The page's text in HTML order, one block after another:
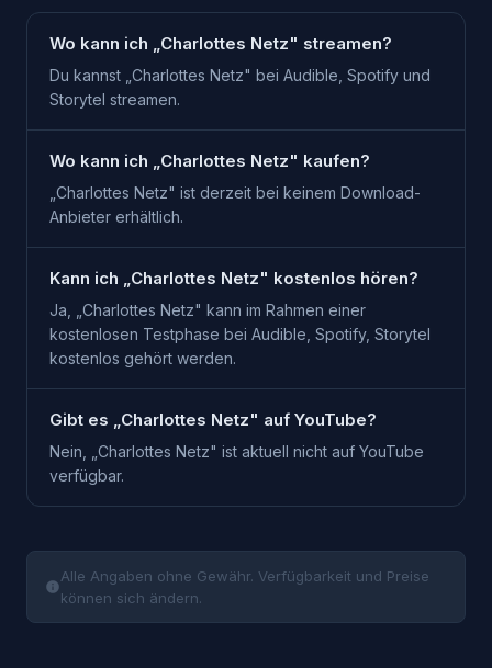
Wo kann ich „Charlottes Netz" streamen?
Du kannst „Charlottes Netz" bei Audible, Spotify und
Storytel streamen.
Wo kann ich „Charlottes Netz" kaufen?
„Charlottes Netz" ist derzeit bei keinem Download-
Anbieter erhältlich.
Kann ich „Charlottes Netz" kostenlos hören?
Ja, „Charlottes Netz" kann im Rahmen einer
kostenlosen Testphase bei Audible, Spotify, Storytel
kostenlos gehört werden.
Gibt es „Charlottes Netz" auf YouTube?
Nein, „Charlottes Netz" ist aktuell nicht auf YouTube
verfügbar.
Alle Angaben ohne Gewähr. Verfügbarkeit und Preise
können sich ändern.